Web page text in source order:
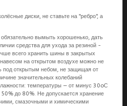
диски, не ставьте на "ребро", а
вымыть хорошенько, дать
средства для ухода за резиной -
всего хранить шины в закрытых
на открытом воздухе можно не
под открытым небом, не защищая от
значительных колебаний
температуры — от минус 30oС
до 80%. Не допускается хранение
смазочными и химическими